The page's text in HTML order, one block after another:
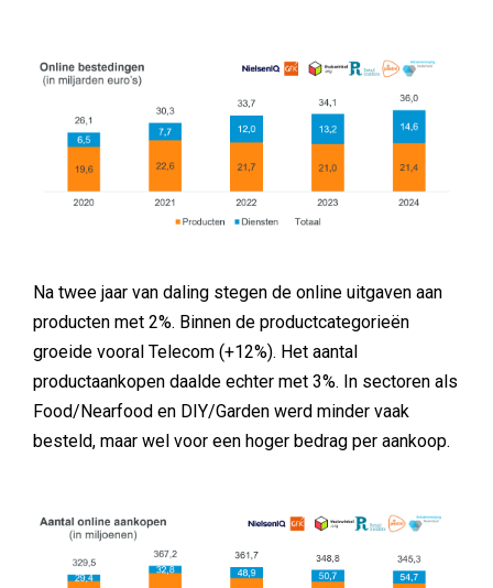
Na twee jaar van daling stegen de online uitgaven aan
producten met 2%. Binnen de productcategorieën
groeide vooral Telecom (+12%). Het aantal
productaankopen daalde echter met 3%. In sectoren als
Food/Nearfood en DIY/Garden werd minder vaak
besteld, maar wel voor een hoger bedrag per aankoop.